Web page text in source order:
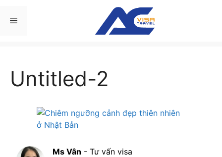
đến Menu
Untitled-2
Ms Vân - Tư vấn visa